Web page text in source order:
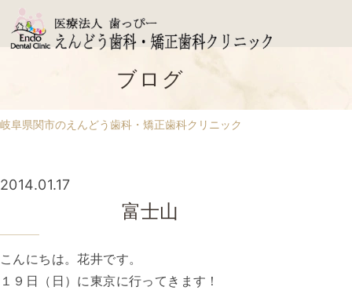
ブログ
岐阜県関市のえんどう歯科・矯正歯科クリニック
富士山
2014.01.17
こんにちは。花井です。
１９日（日）に東京に行ってきます！